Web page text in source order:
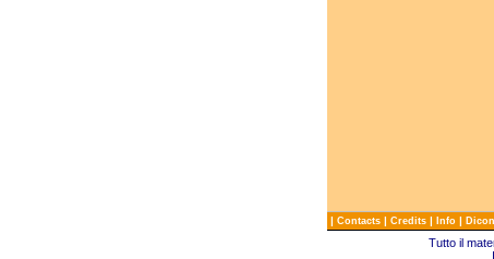
| Contacts | Credits | Info |
Tutto il